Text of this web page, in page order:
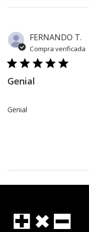
FERNANDO T.
Compra verificada
Genial
Genial